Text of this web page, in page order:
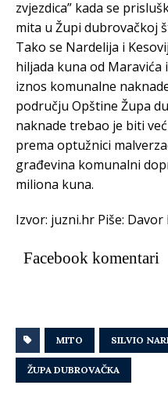
zvjezdica” kada se
mita u Župi dubrovačkoj
Tako se Nardelija i
hiljada kuna od Maravića
iznos komunalne
području Opštine Župa
naknade trebao je biti
prema optužnici
građevina komunalni
miliona kuna.
Izvor: juzni.hr Piše: Davor
Facebook komentari
MITO SILVIO
ŽUPA DUBROVAČKA